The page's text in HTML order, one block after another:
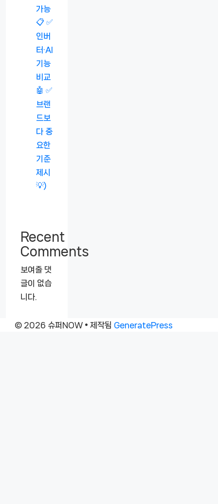
가능
📋 ✅
인버
터·AI
기능
비교
🤖 ✅
브랜
드보
다 중
요한
기준
제시
💡)
Recent
Comments
보여줄 댓
글이 없습
니다.
© 2026 슈퍼NOW • 제작됨 GeneratePress